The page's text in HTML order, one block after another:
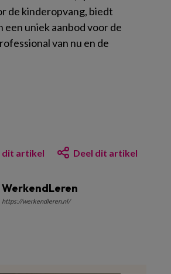
de kinderopvang, biedt
uniek aanbod voor de
van nu en de
dit artikel Deel dit artikel
WerkendLeren
https://werkendleren.nl/